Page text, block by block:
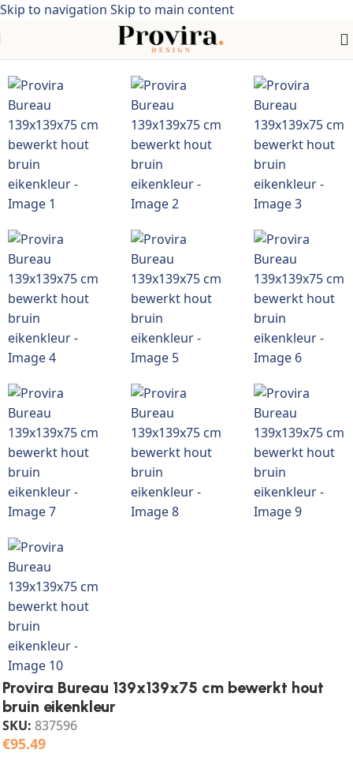
Skip to navigation Skip to main content
industriële stijl
Provira Bureau 139x139x75 cm bewerkt hout
bruin eikenkleur
SKU: 837596
€95.49